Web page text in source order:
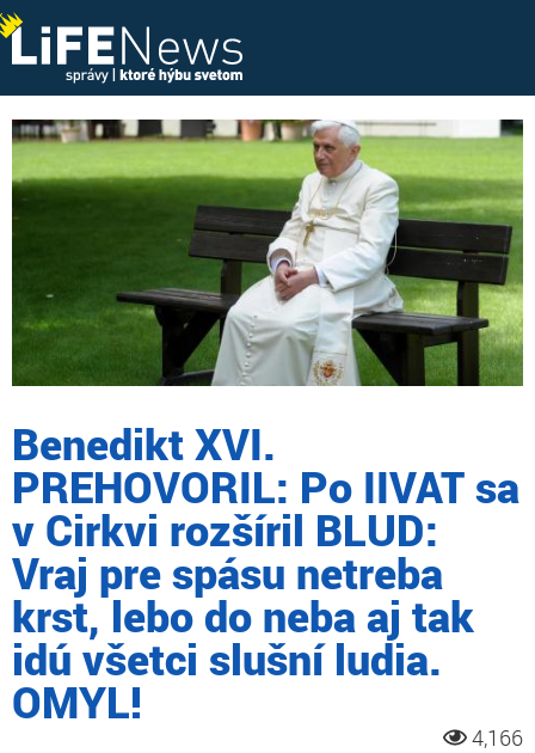
Benedikt XVI.
PREHOVORIL: Po IIVAT sa
v Cirkvi rozšíril BLUD:
Vraj pre spásu netreba
krst, lebo do neba aj tak
idú všetci slušní ludia.
OMYL!
4,166